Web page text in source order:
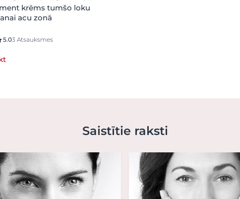
krēms tumšo loku
acu zonā
5.03 Atsauksmes
Saistītie raksti